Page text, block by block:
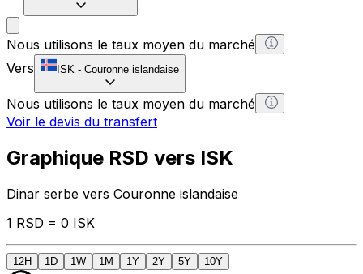
Nous utilisons le taux moyen du marché
Vers
ISK - Couronne islandaise
Nous utilisons le taux moyen du marché
Voir le devis du transfert
Graphique RSD vers ISK
Dinar serbe vers Couronne islandaise
1 RSD = 0 ISK
12H 1D 1W 1M 1Y 2Y 5Y 10Y